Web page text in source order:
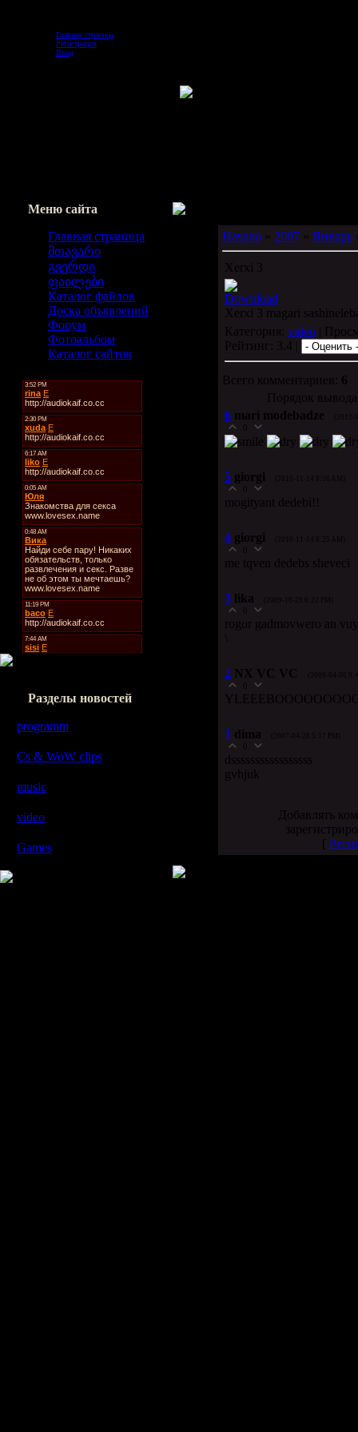
Главная страница
Регистрация
Вход
Меню сайта
Главная страница
მთავარი
გვერდი
ფაილები
Каталог файлов
Доска объявлений
Форум
Фотоальбом
Каталог сайтов
Разделы новостей
programm
Cs & WoW clips
music
video
Games
Начало » 2007 » Январь
Xerxi 3
Download
Xerxi 3 magari
Категория: video |
Рейтинг: 3.4 |
Всего комментариев: 6
Порядок
6 mari modebadze
0
5 giorgi
0
mogityant dedebi!!
4 giorgi
0
me tqven dedebs sheveci
3 lika
0
rogor gadmovwero an
2 NX VC VC
0
1 dima
0
dsssssssssssssssss
gvhjuk
Добавлять